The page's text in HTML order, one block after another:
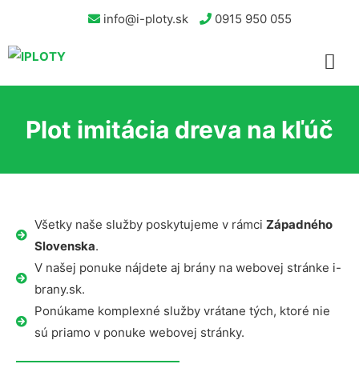
info@i-ploty.sk 0915 950 055
Plot imitácia dreva na kľúč
Všetky naše služby poskytujeme v rámci Západného
Slovenska.
V našej ponuke nájdete aj brány na webovej stránke i-
brany.sk.
Ponúkame komplexné služby vrátane tých, ktoré nie
sú priamo v ponuke webovej stránky.